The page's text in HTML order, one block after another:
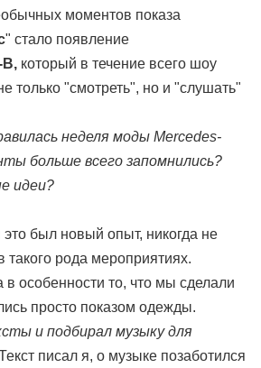
моментов показа
" стало появление
B, который в течение всего шоу
только "смотреть", но и "слушать"
неделя моды Mercedes-
больше всего запомнились?
идеи?
был новый опыт, никогда не
такого рода мероприятиях.
в особенности то, что мы сделали
просто показом одежды.
и подбирал музыку для
писал я, о музыке позаботился